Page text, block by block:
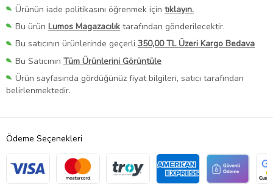
Ürünün iade politikasını öğrenmek için tıklayın.
Bu ürün Lumos Magazacılık tarafından gönderilecektir.
Bu satıcının ürünlerinde geçerli 350,00 TL Üzeri Kargo Bedava
Bu Satıcının Tüm Ürünlerini Görüntüle
Ürün sayfasında gördüğünüz fiyat bilgileri, satıcı tarafından
belirlenmektedir.
Ödeme Seçenekleri